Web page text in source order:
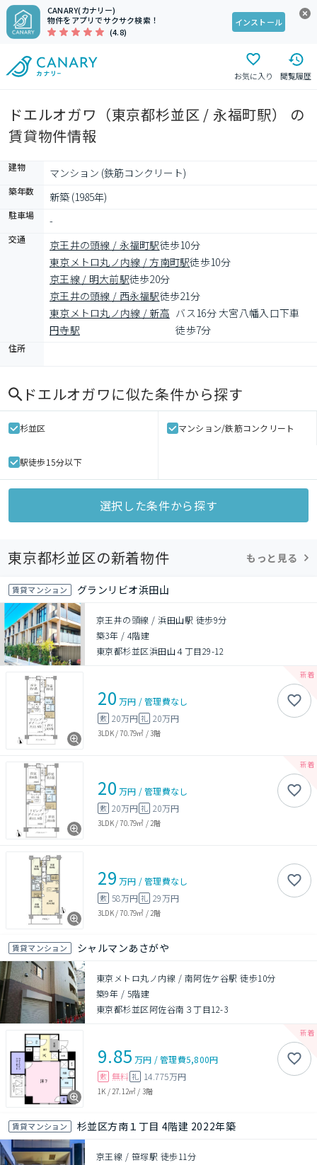
CANARY(カナリー)
物件をアプリでサクサク検索！
(4.8)
インストール
お気に入り 閲覧履歴
ドエルオガワ（東京都杉並区 / 永福町駅） の
賃貸物件情報
建物 マンション (鉄筋コンクリート)
築年数 新築 (1985年)
駐車場 -
交通 京王井の頭線 / 永福町駅徒歩10分
東京メトロ丸ノ内線 / 方南町駅徒歩10分
京王線 / 明大前駅徒歩20分
京王井の頭線 / 西永福駅徒歩21分
東京メトロ丸ノ内線 / 新高
円寺駅
バス16分 大宮八幡入口下車
徒歩7分
住所
ドエルオガワに似た条件から探す
杉並区 マンション/鉄筋コンクリート
駅徒歩15分以下
選択した条件から探す
東京都杉並区の新着物件 もっと見る
賃貸マンション グランリビオ浜田山
京王井の頭線 / 浜田山駅 徒歩9分
築3年 / 4階建
東京都杉並区浜田山４丁目29-12
20 万円 /管理費なし
敷 20万円 礼 20万円
3LDK/70.79㎡ /3階
20 万円 /管理費なし
敷 20万円 礼 20万円
3LDK/70.79㎡ / 2階
29 万円 /管理費なし
敷 58万円 礼 29万円
3LDK/70.79㎡ / 2階
賃貸マンション シャルマンあさがや
東京メトロ丸ノ内線 / 南阿佐ケ谷駅 徒歩10分
築9年 / 5階建
東京都杉並区阿佐谷南３丁目12-3
9.85 万円 /管理費5,800円
敷 無料 礼 14.775万円
1K / 27.12㎡ / 3階
賃貸マンション 杉並区方南１丁目 4階建 2022年築
京王線 / 笹塚駅 徒歩11分